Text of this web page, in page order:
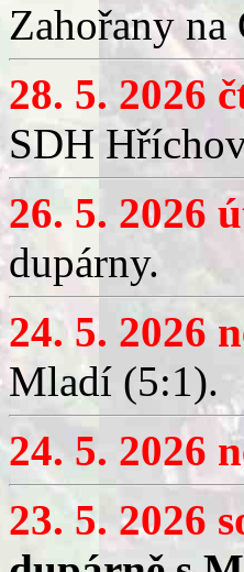
Zahořany na
28. 5. 2026
SDH
26. 5. 2026
dupárny.
24. 5. 2026
Mladí (5:1).
24. 5. 2026
23. 5. 2026